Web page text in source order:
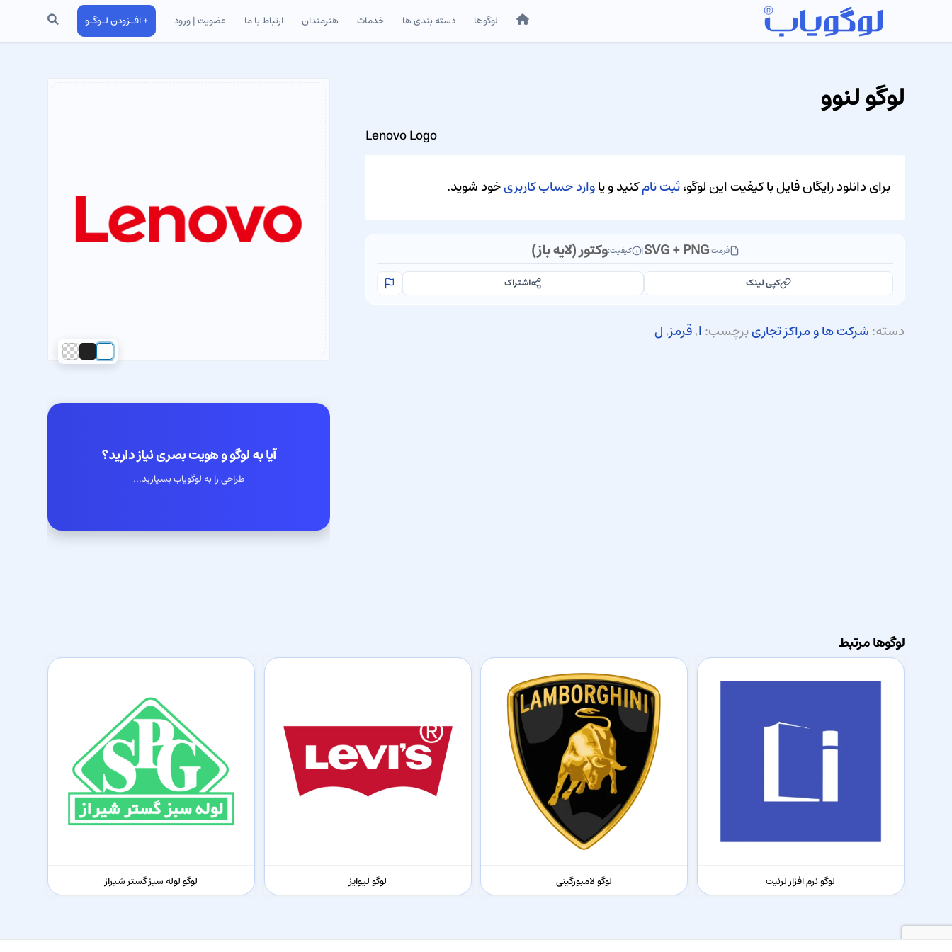
خانه لوگوها دسته بندی ها خدمات هنرمندان ارتباط با ما عضویت | ورود + افـزودن لـوگـو جستجو
آیا به لوگو و هویت بصری نیاز دارید؟
طراحی را به لوگویاب بسپارید...
لوگو لنوو
Lenovo Logo
برای دانلود رایگان فایل با کیفیت این لوگو،ثبت نامکنید و یاوارد حساب کاربریخود شوید.
فرمت:SVG + PNG
| کیفیت:وکتور (لایه باز)
کپی لینک اشتراک
دسته:شرکت ها و مراکز تجاریبرچسب:l
,قرمز,ل
لوگوها مرتبط
لوگو نرم افزار لرنیت لوگو لامبورگینی لوگو لیوایز لوگو لوله سبز گستر شیراز